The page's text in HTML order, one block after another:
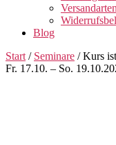
Versandarten
Blog
Start / Seminare / Kurs
Fr. 17.10. – So.